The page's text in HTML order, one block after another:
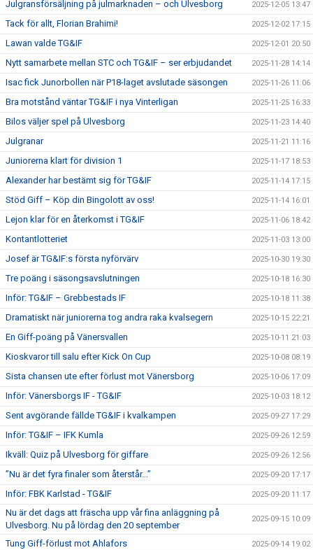
Julgransförsäljning på julmarknaden – och Ulvesborg 2025-12-05 13:47
Tack för allt, Florian Brahimi! 2025-12-02 17:15
Lawan valde TG&IF 2025-12-01 20:50
Nytt samarbete mellan STC och TG&IF – ser erbjudandet 2025-11-28 14:14
Isac fick Junorbollen när P18-laget avslutade säsongen 2025-11-26 11:06
Bra motstånd väntar TG&IF i nya Vinterligan 2025-11-25 16:33
Bilos väljer spel på Ulvesborg 2025-11-23 14:40
Julgranar 2025-11-21 11:16
Juniorerna klart för division 1 2025-11-17 18:53
Alexander har bestämt sig för TG&IF 2025-11-14 17:15
Stöd Giff – Köp din Bingolott av oss! 2025-11-14 16:01
Lejon klar för en återkomst i TG&IF 2025-11-06 18:42
Kontantlotteriet 2025-11-03 13:00
Josef är TG&IF:s första nyförvärv 2025-10-30 19:30
Tre poäng i säsongsavslutningen 2025-10-18 16:30
Inför: TG&IF – Grebbestads IF 2025-10-18 11:38
Dramatiskt när juniorerna tog andra raka kvalsegern 2025-10-15 22:21
En Giff-poäng på Vänersvallen 2025-10-11 21:03
Kioskvaror till salu efter Kick On Cup 2025-10-08 08:19
Sista chansen ute efter förlust mot Vänersborg 2025-10-06 17:09
Inför: Vänersborgs IF - TG&IF 2025-10-03 18:12
Sent avgörande fällde TG&IF i kvalkampen 2025-09-27 17:29
Inför: TG&IF – IFK Kumla 2025-09-26 12:59
Ikväll: Quiz på Ulvesborg för giffare 2025-09-26 12:56
”Nu är det fyra finaler som återstår...” 2025-09-20 17:17
Inför: FBK Karlstad - TG&IF 2025-09-20 11:17
Nu är det dags att fräscha upp vår fina anläggning på
Ulvesborg. Nu på lördag den 20 september
2025-09-15 10:09
Tung Giff-förlust mot Ahlafors 2025-09-14 19:02